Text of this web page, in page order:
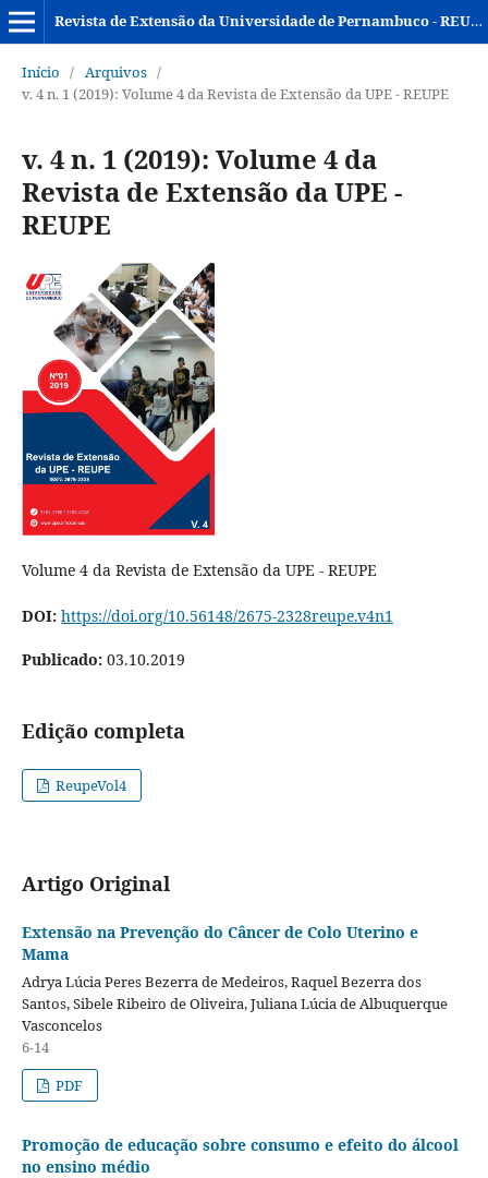
Revista de Extensão da Universidade de Pernambuco - REUPE
Início / Arquivos /
v. 4 n. 1 (2019): Volume 4 da Revista de Extensão da UPE - REUPE
v. 4 n. 1 (2019): Volume 4 da
Revista de Extensão da UPE -
REUPE
Volume 4 da Revista de Extensão da UPE - REUPE
DOI: https://doi.org/10.56148/2675-2328reupe.v4n1
Publicado: 03.10.2019
Edição completa
ReupeVol4
Artigo Original
Extensão na Prevenção do Câncer de Colo Uterino e
Mama
Adrya Lúcia Peres Bezerra de Medeiros, Raquel Bezerra dos
Santos, Sibele Ribeiro de Oliveira, Juliana Lúcia de Albuquerque
Vasconcelos
6-14
PDF
Promoção de educação sobre consumo e efeito do álcool
no ensino médio